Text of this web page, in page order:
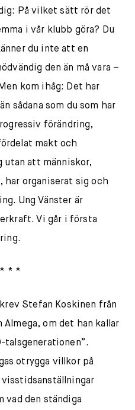
På vilket sätt rör det
i vår klubb göra? Du
du inte att en
den än må vara –
kom ihåg: Det har
sådana som du som har
förändring,
makt och
utan att människor,
har organiserat sig och
Ung Vänster är
Vi går i första
* *
Stefan Koskinen från
om det han kallar
talsgenerationen”.
otrygga villkor på
vad den ständiga